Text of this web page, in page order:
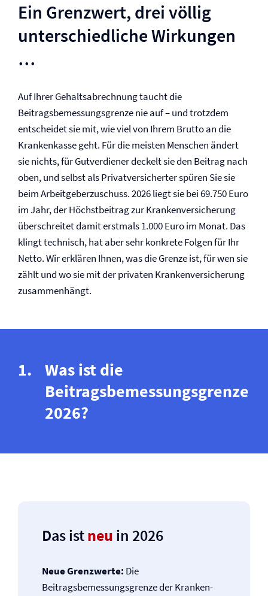
Ein Grenzwert, drei völlig
unterschiedliche Wirkungen
…
Auf Ihrer Gehaltsabrechnung taucht die
Beitragsbemessungsgrenze nie auf – und trotzdem
entscheidet sie mit, wie viel von Ihrem Brutto an die
Krankenkasse geht. Für die meisten Menschen ändert
sie nichts, für Gutverdiener deckelt sie den Beitrag nach
oben, und selbst als Privatversicherter spüren Sie sie
beim Arbeitgeberzuschuss. 2026 liegt sie bei 69.750 Euro
im Jahr, der Höchstbeitrag zur Kranken­versicherung
überschreitet damit erstmals 1.000 Euro im Monat. Das
klingt technisch, hat aber sehr konkrete Folgen für Ihr
Netto. Wir erklären Ihnen, was die Grenze ist, für wen sie
zählt und wo sie mit der privaten Kranken­versicherung
zusammenhängt.
Was ist die
Beitragsbemessungsgrenze
2026?
Das istneu in 2026
Neue Grenzwerte: Die
Beitragsbemessungsgrenze der Kranken­